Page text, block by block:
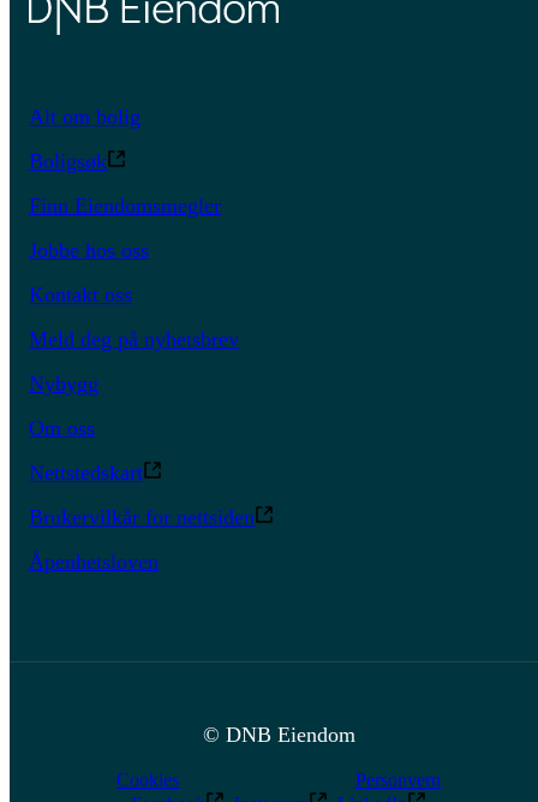
Alt om bolig
Boligsøk
Finn Eiendomsmegler
Jobbe hos oss
Kontakt oss
Meld deg på nyhetsbrev
Nybygg
Om oss
Nettstedskart
Brukervilkår for nettsiden
Åpenhetsloven
© DNB Eiendom
Cookies
Personvern